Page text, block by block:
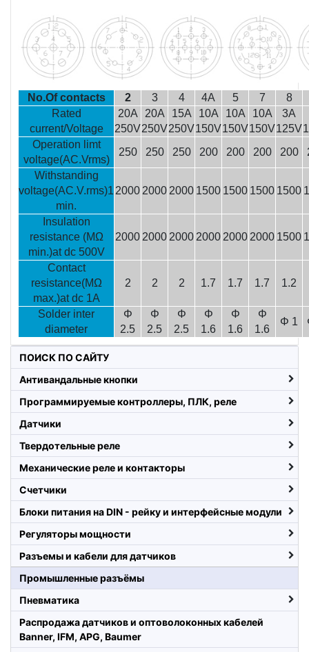
No.Of contacts 2 3 4 4A 5 7
8
Rated
current/Voltage
20A
250V
20A
250V
15A
250V
10A
150V
10A
150V
10A
150V
3A
125V
Operation limt
voltage(AC.Vrms)
250 250 250 200 200 200 200
Withstanding
voltage(AC.V.rms)1
min.
2000 2000 2000 1500 1500 1500 1500
Insulation
resistance (MΩ
min.)at dc 500V
2000 2000 2000 2000 2000 2000 1500
Contact
resistance(MΩ
max.)at dc 1A
2 2 2 1.7 1.7 1.7 1.2
Solder inter
diameter
Φ
2.5
Φ
2.5
Φ
2.5
Φ
1.6
Φ
1.6
Φ
1.6
Φ 1
ПОИСК ПО САЙТУ
Антивандальные кнопки
Программируемые контроллеры, ПЛК, реле
Датчики
Твердотельные реле
Механические реле и контакторы
Счетчики
Блоки питания на DIN - рейку и интерфейсные модули
Регуляторы мощности
Разъемы и кабели для датчиков
Промышленные разъёмы
Пневматика
Распродажа датчиков и оптоволоконных кабелей
Banner, IFM, APG, Baumer